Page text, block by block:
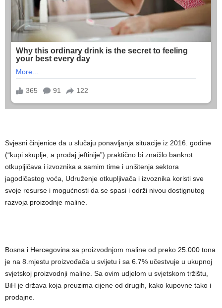
Svjesni činjenice da u slučaju ponavljanja situacije iz 2016. godine
(“kupi skuplje, a prodaj jeftinije”) praktično bi značilo bankrot
otkupljičava i izvoznika a samim time i uništenja sektora
jagodičastog voća, Udruženje otkupljivača i izvoznika koristi sve
svoje resurse i mogućnosti da se spasi i održi nivou dostignutog
razvoja proizodnje maline.
Bosna i Hercegovina sa proizvodnjom maline od preko 25.000 tona
je na 8.mjestu proizvođača u svijetu i sa 6.7% učestvuje u ukupnoj
svjetskoj proizvodnji maline. Sa ovim udjelom u svjetskom tržištu,
BiH je država koja preuzima cijene od drugih, kako kupovne tako i
prodajne.